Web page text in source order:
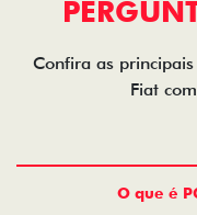
Confira as
Fiat
O que é